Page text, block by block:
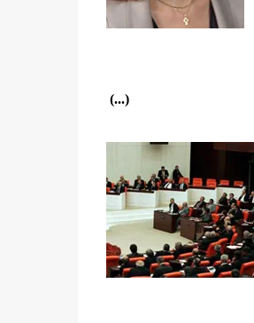
(...)